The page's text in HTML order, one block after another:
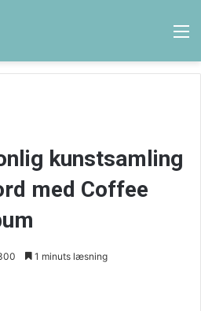
kunstsamling
med Coffee
1 minuts læsning